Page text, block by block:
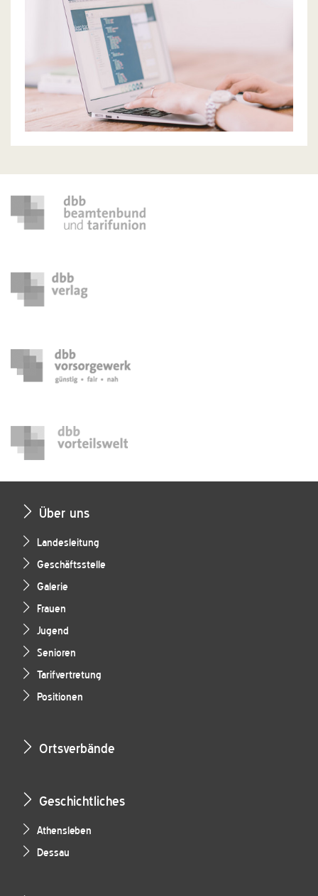
Über uns
Landesleitung
Geschäftsstelle
Galerie
Frauen
Jugend
Senioren
Tarifvertretung
Positionen
Ortsverbände
Geschichtliches
Athensleben
Dessau